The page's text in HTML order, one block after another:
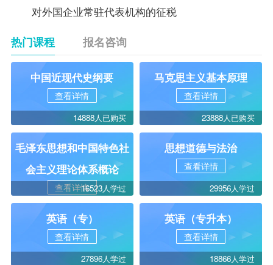
对外国企业常驻代表机构的征税
热门课程 报名咨询
中国近现代史纲要
查看详情
14888人已购买
马克思主义基本原理
查看详情
23888人已购买
毛泽东思想和中国特色社
会主义理论体系概论
查看详情16523人学过
思想道德与法治
查看详情
29956人学过
英语（专）
查看详情
27896人学过
英语（专升本）
查看详情
18866人学过